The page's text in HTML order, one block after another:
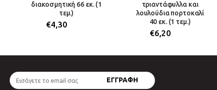
διακοσμητική 66 εκ. (1
τεμ.)
€4,30
τριαντάφυλλα και
λουλούδια πορτοκαλί
40 εκ. (1 τεμ.)
€6,20